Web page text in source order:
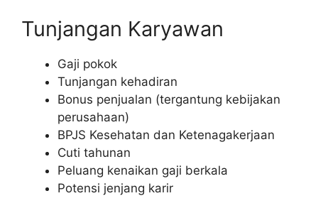
Tunjangan Karyawan
Gaji pokok
Tunjangan kehadiran
Bonus penjualan (tergantung kebijakan
perusahaan)
BPJS Kesehatan dan Ketenagakerjaan
Cuti tahunan
Peluang kenaikan gaji berkala
Potensi jenjang karir